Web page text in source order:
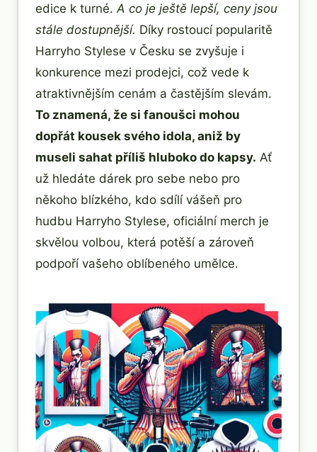
edice k turné.A co je ještě lepší, ceny jsou
stále dostupnější. Díky rostoucí popularitě
Harryho Stylese v Česku se zvyšuje i
konkurence mezi prodejci, což vede k
atraktivnějším cenám a častějším slevám.
To znamená, že si fanoušci mohou
dopřát kousek svého idola, aniž by
museli sahat příliš hluboko do kapsy. Ať
už hledáte dárek pro sebe nebo pro
někoho blízkého, kdo sdílí vášeň pro
hudbu Harryho Stylese, oficiální merch je
skvělou volbou, která potěší a zároveň
podpoří vašeho oblíbeného umělce.